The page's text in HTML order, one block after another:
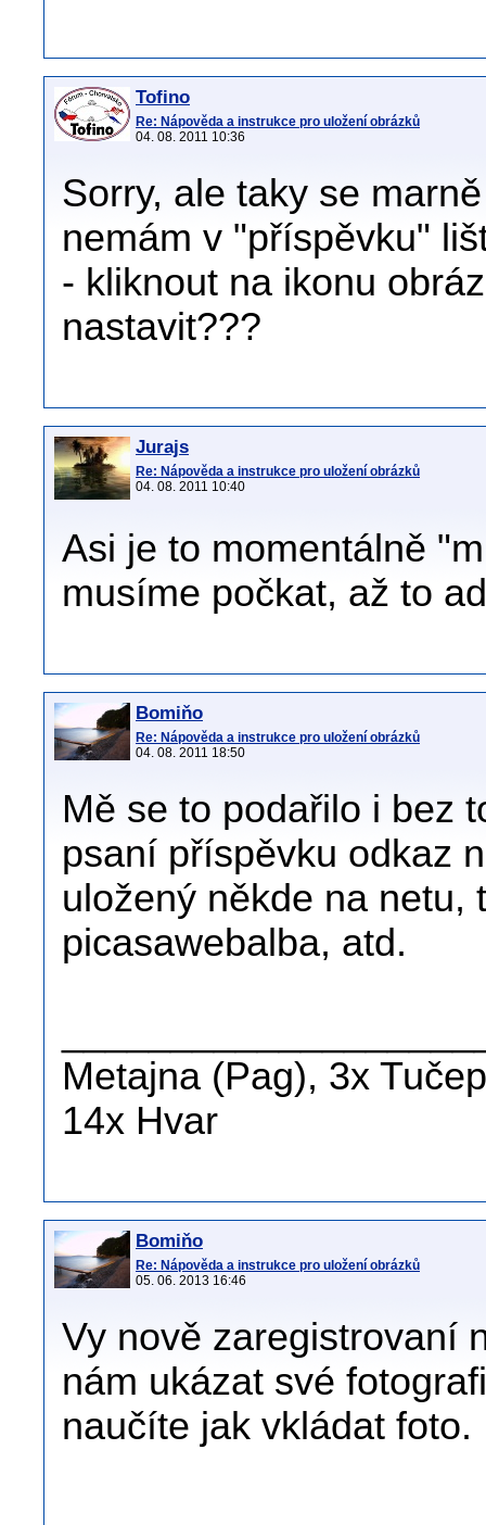
Tofino
Re: Nápověda a instrukce pro uložení obrázků
04. 08. 2011 10:36
Sorry, ale taky se
nemám v "příspěvku"
- kliknout na ikonu
nastavit???
Jurajs
Re: Nápověda a instrukce pro uložení obrázků
04. 08. 2011 10:40
Asi je to momentálně
musíme počkat, až to
Bomiňo
Re: Nápověda a instrukce pro uložení obrázků
04. 08. 2011 18:50
Mě se to podařilo i bez
psaní příspěvku odkaz
uložený někde na netu,
picasawebalba, atd.
Metajna (Pag), 3x
14x Hvar
Bomiňo
Re: Nápověda a instrukce pro uložení obrázků
05. 06. 2013 16:46
Vy nově zaregistrovaní
nám ukázat své
naučíte jak vkládat foto.